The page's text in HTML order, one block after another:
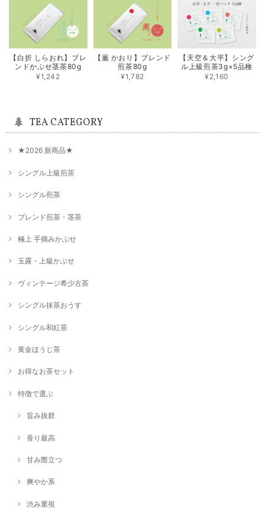
シングル煎茶【静7132】80g
2025/05/27
シングル煎茶【香駿】80g
2025/05/27
2025/05/27
シングル煎茶【つゆひかり】80g
2024/11/11
【白折 しらおれ】ブレ
ンドかぶせ茎茶80g
¥1,242
【薫 かおり】ブレンド
煎茶80g
¥1,782
【天空＆大平】シング
ル上級煎茶3g×5品種
¥2,160
TEA CATEGORY
★2026 新商品★
シングル上級煎茶
シングル煎茶
ブレンド煎茶・茎茶
極上 手摘みかぶせ
玉露・上級かぶせ
ヴィンテージ希少古茶
シングル抹茶おうす
シングル和紅茶
黄金ほうじ茶
お得なお茶セット
特徴で選ぶ
旨み抜群
香り最高
甘み際立つ
爽やか系
渋み重視